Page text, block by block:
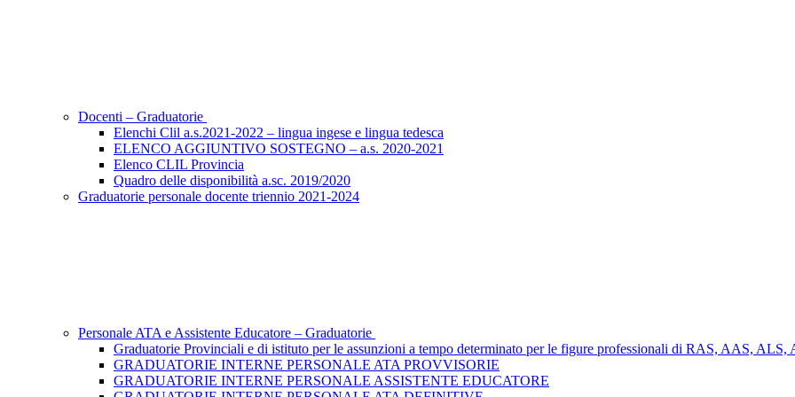
Docenti – Graduatorie
Elenchi Clil a.s.2021-2022 – lingua ingese e lingua tedesca
ELENCO AGGIUNTIVO SOSTEGNO – a.s. 2020-2021
Elenco CLIL Provincia
Quadro delle disponibilità a.sc. 2019/2020
Graduatorie personale docente triennio 2021-2024
Personale ATA e Assistente Educatore – Graduatorie
Graduatorie Provinciali e di istituto per le assunzioni a tempo determinato per le figure professionali di RAS, AAS, ALS,
GRADUATORIE INTERNE PERSONALE ATA PROVVISORIE
GRADUATORIE INTERNE PERSONALE ASSISTENTE EDUCATORE